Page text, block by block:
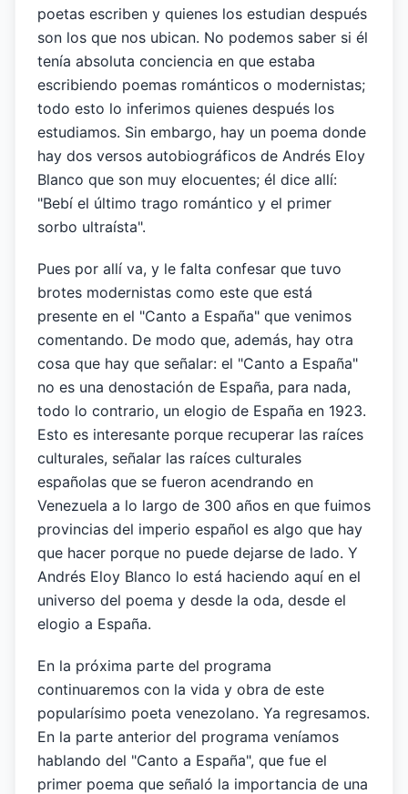
poetas escriben y quienes los estudian después
son los que nos ubican. No podemos saber si él
tenía absoluta conciencia en que estaba
escribiendo poemas románticos o modernistas;
todo esto lo inferimos quienes después los
estudiamos. Sin embargo, hay un poema donde
hay dos versos autobiográficos de Andrés Eloy
Blanco que son muy elocuentes; él dice allí:
"Bebí el último trago romántico y el primer
sorbo ultraísta".
Pues por allí va, y le falta confesar que tuvo
brotes modernistas como este que está
presente en el "Canto a España" que venimos
comentando. De modo que, además, hay otra
cosa que hay que señalar: el "Canto a España"
no es una denostación de España, para nada,
todo lo contrario, un elogio de España en 1923.
Esto es interesante porque recuperar las raíces
culturales, señalar las raíces culturales
españolas que se fueron acendrando en
Venezuela a lo largo de 300 años en que fuimos
provincias del imperio español es algo que hay
que hacer porque no puede dejarse de lado. Y
Andrés Eloy Blanco lo está haciendo aquí en el
universo del poema y desde la oda, desde el
elogio a España.
En la próxima parte del programa
continuaremos con la vida y obra de este
popularísimo poeta venezolano. Ya regresamos.
En la parte anterior del programa veníamos
hablando del "Canto a España", que fue el
primer poema que señaló la importancia de una